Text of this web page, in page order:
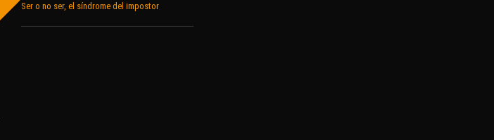
Ser o no ser, el síndrome del impostor